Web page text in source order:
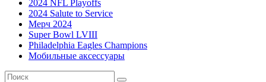
2024 NFL Playoffs
2024 Salute to Service
Мерч 2024
Super Bowl LVIII
Philadelphia Eagles Champions
Мобильные аксессуары